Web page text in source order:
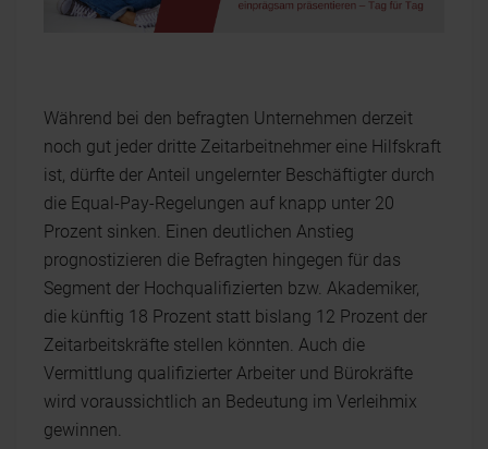
Während bei den befragten Unternehmen derzeit
noch gut jeder dritte Zeitarbeitnehmer eine Hilfskraft
ist, dürfte der Anteil ungelernter Beschäftigter durch
die Equal-Pay-Regelungen auf knapp unter 20
Prozent sinken. Einen deutlichen Anstieg
prognostizieren die Befragten hingegen für das
Segment der Hochqualifizierten bzw. Akademiker,
die künftig 18 Prozent statt bislang 12 Prozent der
Zeitarbeitskräfte stellen könnten. Auch die
Vermittlung qualifizierter Arbeiter und Bürokräfte
wird voraussichtlich an Bedeutung im Verleihmix
gewinnen.